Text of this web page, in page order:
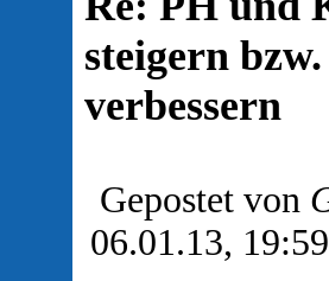
steigern
verbessern
Gepostet von
06.01.13, 19:59